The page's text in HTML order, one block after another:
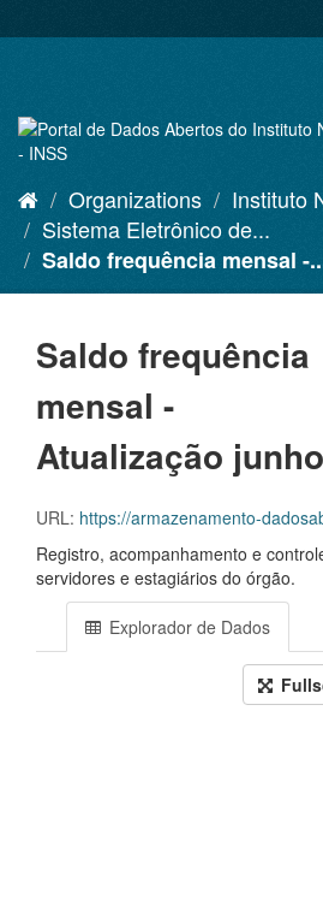
to
Organizations
Instituto
Sistema Eletrônico de...
Saldo frequência mensal -
Saldo frequência
mensal -
Atualização
URL: https://armazenamento-dadosabertos.s3.sa-east-1.amazonaws.com/PDA_2023_2025/Grupos_de_dados/
Registro, acompanhamento e
servidores e estagiários do órgão.
Explorador de Dados